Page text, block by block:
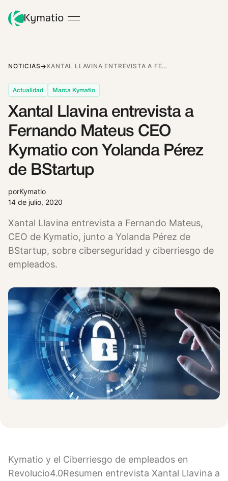
NOTICIAS XANTAL LLAVINA ENTREVISTA A FERNANDO MATEUS CEO KYMATIO CON YOLANDA PÉREZ DE BSTARTUP
Actualidad Marca Kymatio
Xantal Llavina entrevista a
Fernando Mateus CEO
Kymatio con Yolanda Pérez
de BStartup
porKymatio
14 de julio, 2020
Xantal Llavina entrevista a Fernando Mateus,
CEO de Kymatio, junto a Yolanda Pérez de
BStartup, sobre ciberseguridad y ciberriesgo de
empleados.
Kymatio y el Ciberriesgo de empleados en
Revolucio4.0Resumen entrevista Xantal Llavina a